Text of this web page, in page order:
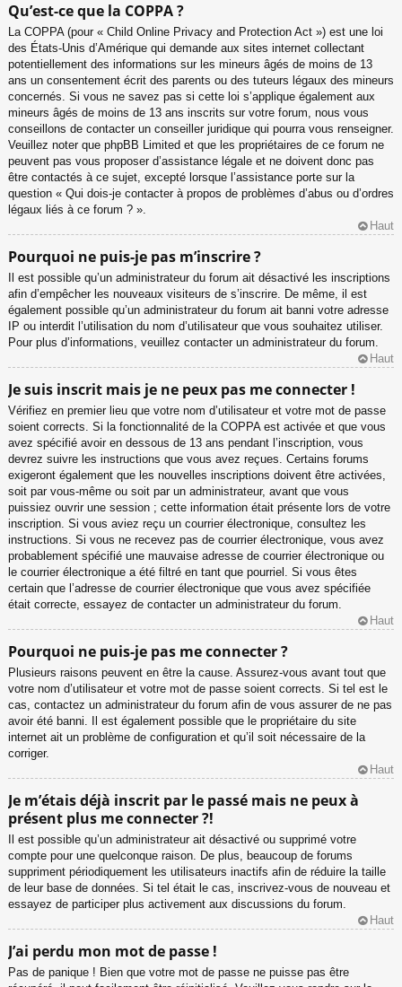
Qu’est-ce que la COPPA ?
La COPPA (pour « Child Online Privacy and Protection Act ») est une loi
des États-Unis d’Amérique qui demande aux sites internet collectant
potentiellement des informations sur les mineurs âgés de moins de 13
ans un consentement écrit des parents ou des tuteurs légaux des mineurs
concernés. Si vous ne savez pas si cette loi s’applique également aux
mineurs âgés de moins de 13 ans inscrits sur votre forum, nous vous
conseillons de contacter un conseiller juridique qui pourra vous renseigner.
Veuillez noter que phpBB Limited et que les propriétaires de ce forum ne
peuvent pas vous proposer d’assistance légale et ne doivent donc pas
être contactés à ce sujet, excepté lorsque l’assistance porte sur la
question « Qui dois-je contacter à propos de problèmes d’abus ou d’ordres
légaux liés à ce forum ? ».
Haut
Pourquoi ne puis-je pas m’inscrire ?
Il est possible qu’un administrateur du forum ait désactivé les inscriptions
afin d’empêcher les nouveaux visiteurs de s’inscrire. De même, il est
également possible qu’un administrateur du forum ait banni votre adresse
IP ou interdit l’utilisation du nom d’utilisateur que vous souhaitez utiliser.
Pour plus d’informations, veuillez contacter un administrateur du forum.
Haut
Je suis inscrit mais je ne peux pas me connecter !
Vérifiez en premier lieu que votre nom d’utilisateur et votre mot de passe
soient corrects. Si la fonctionnalité de la COPPA est activée et que vous
avez spécifié avoir en dessous de 13 ans pendant l’inscription, vous
devrez suivre les instructions que vous avez reçues. Certains forums
exigeront également que les nouvelles inscriptions doivent être activées,
soit par vous-même ou soit par un administrateur, avant que vous
puissiez ouvrir une session ; cette information était présente lors de votre
inscription. Si vous aviez reçu un courrier électronique, consultez les
instructions. Si vous ne recevez pas de courrier électronique, vous avez
probablement spécifié une mauvaise adresse de courrier électronique ou
le courrier électronique a été filtré en tant que pourriel. Si vous êtes
certain que l’adresse de courrier électronique que vous avez spécifiée
était correcte, essayez de contacter un administrateur du forum.
Haut
Pourquoi ne puis-je pas me connecter ?
Plusieurs raisons peuvent en être la cause. Assurez-vous avant tout que
votre nom d’utilisateur et votre mot de passe soient corrects. Si tel est le
cas, contactez un administrateur du forum afin de vous assurer de ne pas
avoir été banni. Il est également possible que le propriétaire du site
internet ait un problème de configuration et qu’il soit nécessaire de la
corriger.
Haut
Je m’étais déjà inscrit par le passé mais ne peux à
présent plus me connecter ?!
Il est possible qu’un administrateur ait désactivé ou supprimé votre
compte pour une quelconque raison. De plus, beaucoup de forums
suppriment périodiquement les utilisateurs inactifs afin de réduire la taille
de leur base de données. Si tel était le cas, inscrivez-vous de nouveau et
essayez de participer plus activement aux discussions du forum.
Haut
J’ai perdu mon mot de passe !
Pas de panique ! Bien que votre mot de passe ne puisse pas être